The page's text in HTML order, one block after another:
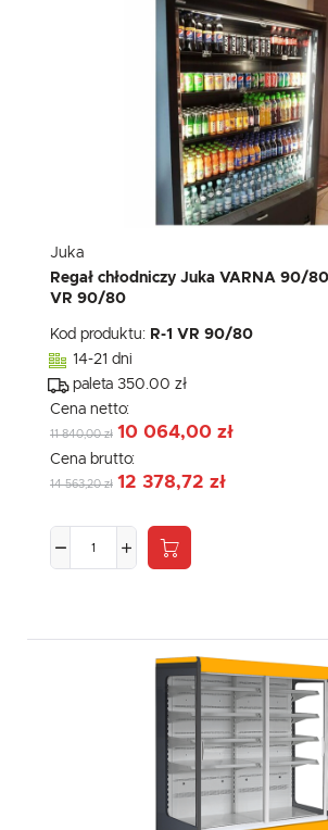
Juka
Regał chłodniczy Juka VARNA 90/
VR 90/80
Kod produktu: R-1 VR 90/80
14-21 dni
paleta 350.00 zł
Cena netto:
11 840,00 zł 10 064,00 zł
Cena brutto:
14 563,20 zł 12 378,72 zł